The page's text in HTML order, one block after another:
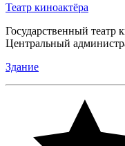
Театр киноактёра
Государственный театр
Центральный
Здание